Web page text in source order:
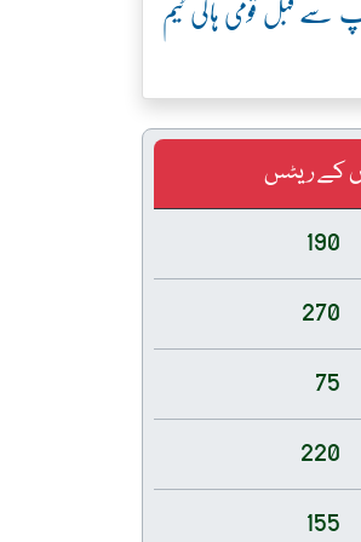
کے ریٹس
190
270
75
220
155